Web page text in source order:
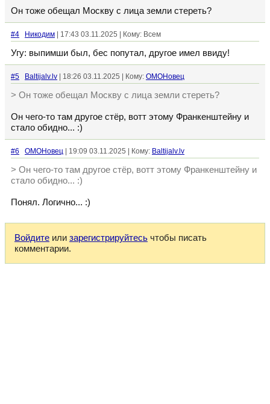
Он тоже обещал Москву с лица земли стереть?
#4 Никодим | 17:43 03.11.2025 | Кому: Всем
Угу: выпимши был, бес попутал, другое имел ввиду!
#5 Baltijalv.lv | 18:26 03.11.2025 | Кому: ОМОНовец
> Он тоже обещал Москву с лица земли стереть?
Он чего-то там другое стёр, вотт этому Франкенштейну и
стало обидно... :)
#6 ОМОНовец | 19:09 03.11.2025 | Кому: Baltijalv.lv
> Он чего-то там другое стёр, вотт этому Франкенштейну и
стало обидно... :)
Понял. Логично... :)
Войдите или зарегистрируйтесь чтобы писать
комментарии.